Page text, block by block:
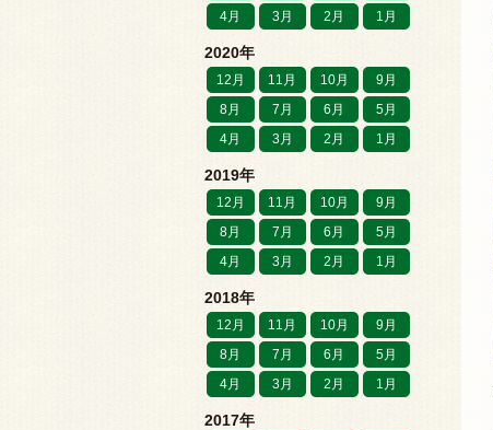
4月
3月 2月 1月
2020年
12月 11月 10月
9月
8月
7月 6月
5月
4月
3月 2月 1月
2019年
12月 11月 10月
9月
8月
7月 6月
5月
4月
3月 2月 1月
2018年
12月 11月 10月
9月
8月
7月 6月
5月
4月
3月 2月 1月
2017年